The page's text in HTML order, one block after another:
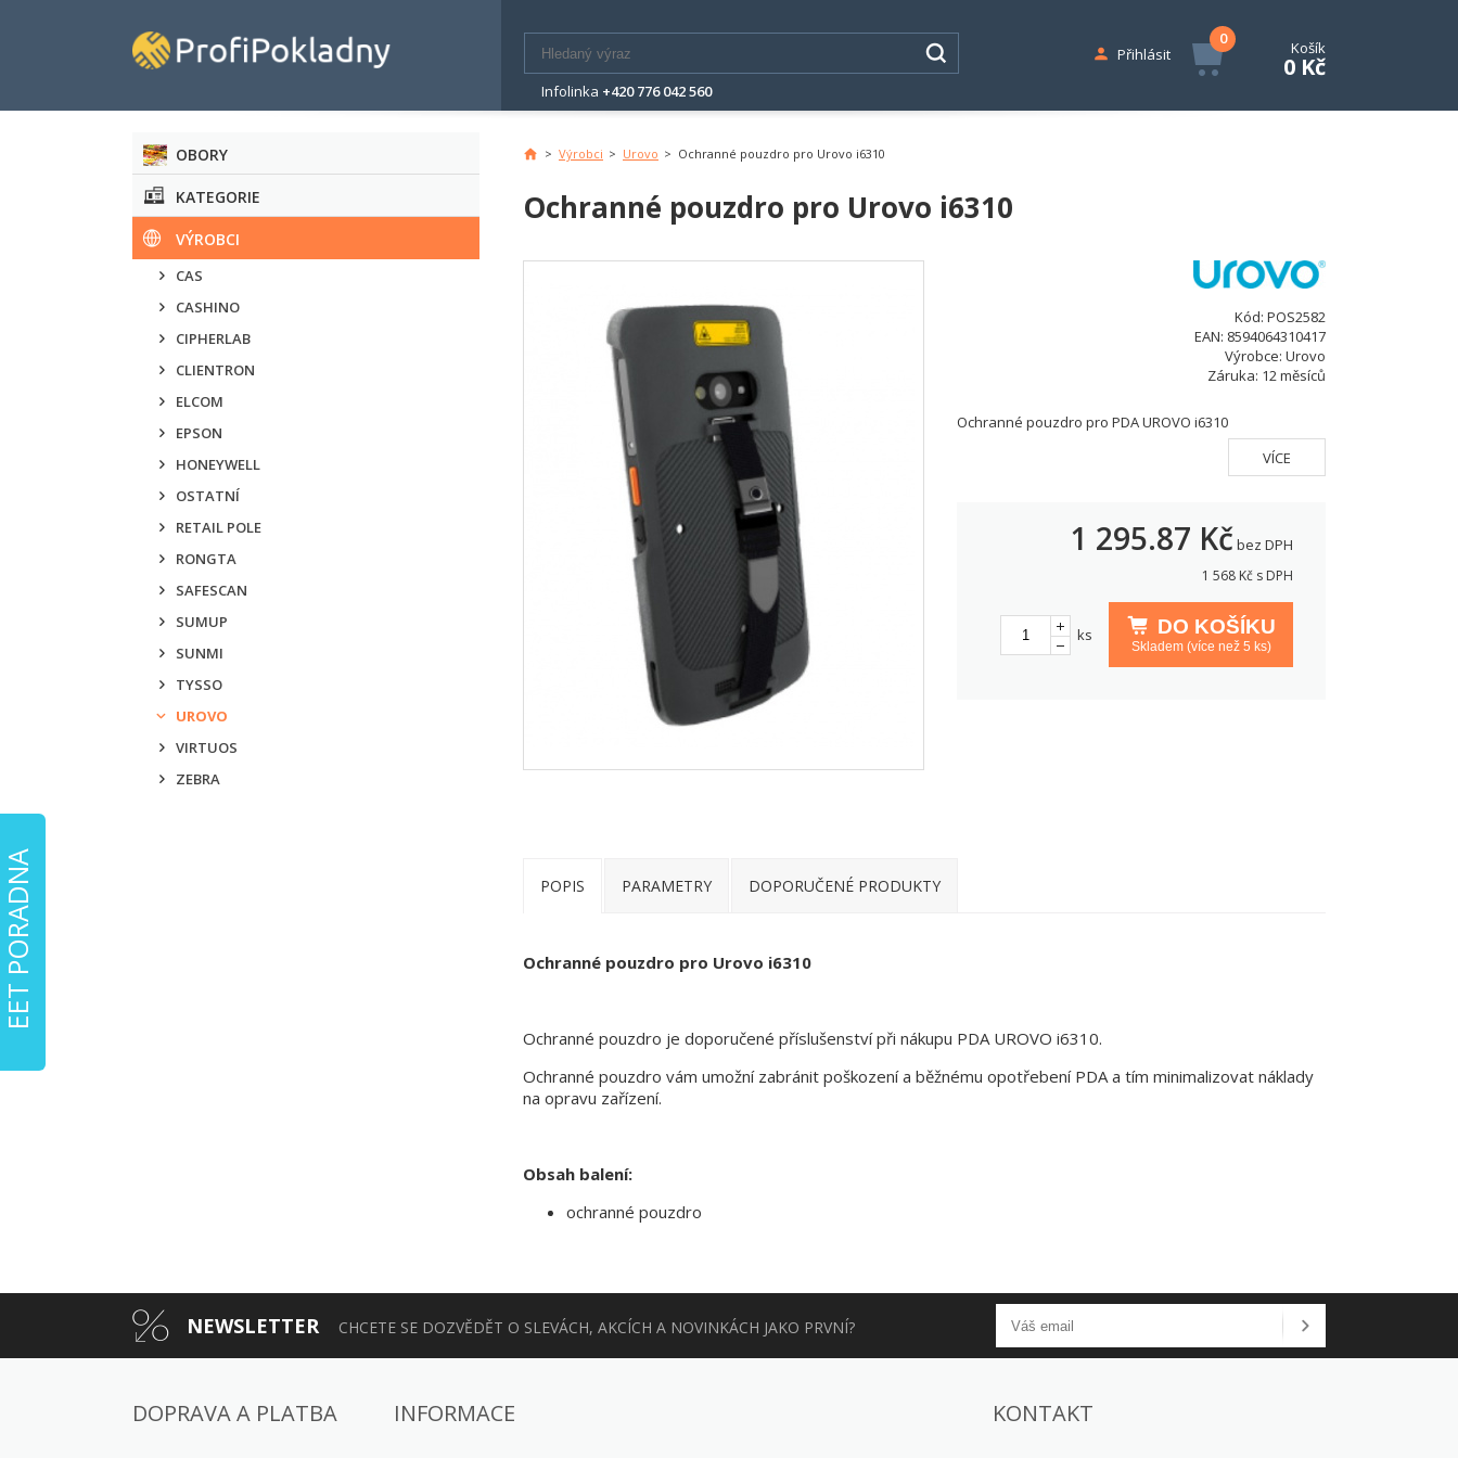
0 Košík
0 Kč
Přihlásit
Infolinka +420 776 042 560
OBORY
KATEGORIE
VÝROBCI
CAS
CASHINO
CIPHERLAB
CLIENTRON
ELCOM
EPSON
HONEYWELL
OSTATNÍ
RETAIL POLE
RONGTA
SAFESCAN
SUMUP
SUNMI
TYSSO
UROVO
VIRTUOS
ZEBRA
> Výrobci > Urovo > Ochranné pouzdro pro Urovo i6310
Ochranné pouzdro pro Urovo i6310
Kód: POS2582
EAN: 8594064310417
Výrobce: Urovo
Záruka: 12 měsíců
Ochranné pouzdro pro PDA UROVO i6310
VÍCE
1 295.87 Kčbez DPH
1 568 Kč s DPH
DO KOŠÍKU
Skladem (více než 5 ks)
ks
POPIS PARAMETRY DOPORUČENÉ PRODUKTY
Ochranné pouzdro pro Urovo i6310
Ochranné pouzdro je doporučené příslušenství při nákupu PDA UROVO i6310.
Ochranné pouzdro vám umožní zabránit poškození a běžnému opotřebení PDA a tím minimalizovat náklady
na opravu zařízení.
Obsah balení:
ochranné pouzdro
NEWSLETTER CHCETE SE DOZVĚDĚT O SLEVÁCH, AKCÍCH A NOVINKÁCH JAKO PRVNÍ?
KONTAKT
DOPRAVA A PLATBA INFORMACE